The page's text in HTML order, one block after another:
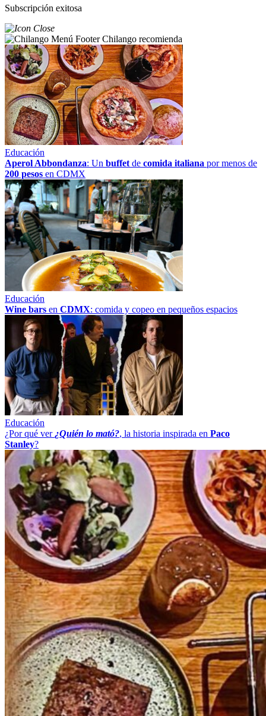
Subscripción exitosa
Chilango recomienda
Educación
Aperol Abbondanza: Un buffet de comida italiana por menos de
200 pesos en CDMX
Educación
Wine bars en CDMX: comida y copeo en pequeños espacios
Educación
¿Por qué ver ¿Quién lo mató?, la historia inspirada en Paco
Stanley?